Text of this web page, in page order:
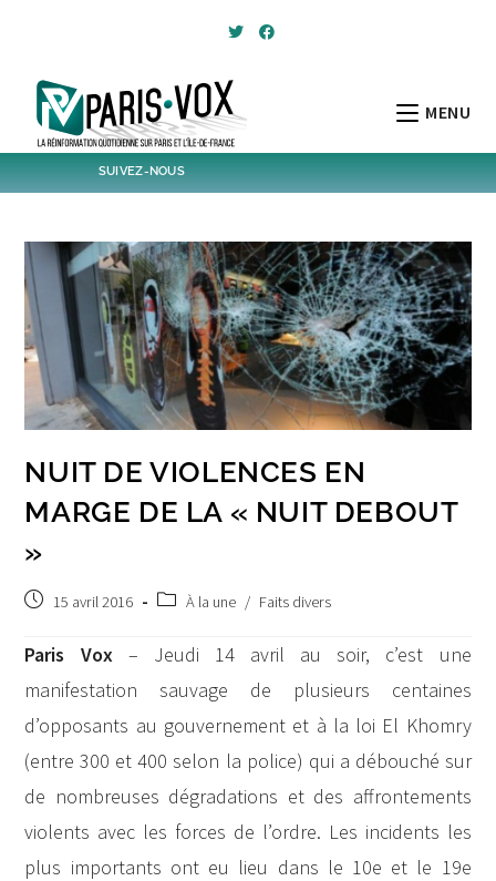
MENU
SUIVEZ-NOUS
Twitter
Post 6,485 Post
NUIT DE VIOLENCES EN
MARGE DE LA « NUIT DEBOUT
»
Publication
15 avril 2016
PostÀ la une / Faits divers
Paris Vox– Jeudi 14 avril au soir, c’est une
manifestation sauvage de plusieurs centaines
d’opposants au gouvernement et à la loi El Khomry
(entre 300 et 400 selon la police) qui a débouché sur
de nombreuses dégradations et des affrontements
violents avec les forces de l’ordre. Les incidents les
plus importants ont eu lieu dans le 10e et le 19e